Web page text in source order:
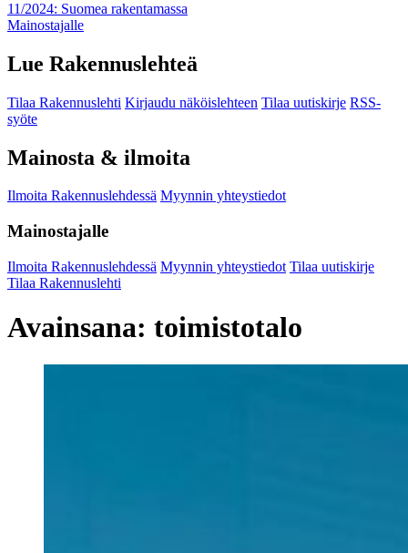
11/2024: Suomea rakentamassa
Mainostajalle
Lue Rakennuslehteä
Tilaa Rakennuslehti Kirjaudu näköislehteen Tilaa uutiskirje RSS-
syöte
Mainosta & ilmoita
Ilmoita Rakennuslehdessä Myynnin yhteystiedot
Mainostajalle
Ilmoita Rakennuslehdessä Myynnin yhteystiedot Tilaa uutiskirje
Tilaa Rakennuslehti
Avainsana: toimistotalo